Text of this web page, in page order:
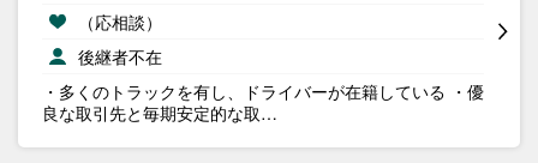
（応相談）
後継者不在
・多くのトラックを有し、ドライバーが在籍している ・優
良な取引先と毎期安定的な取…